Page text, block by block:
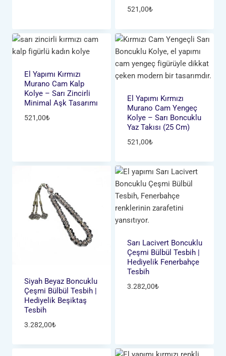
521,00₺
El Yapımı Kırmızı
Murano Cam Kalp
Kolye – Sarı Zincirli
Minimal Aşk Tasarımı
521,00₺
El Yapımı Kırmızı
Murano Cam Yengeç
Kolye – Sarı Boncuklu
Yaz Takısı (25 Cm)
521,00₺
Siyah Beyaz Boncuklu
Çeşmi Bülbül Tesbih |
Hediyelik Beşiktaş
Tesbih
3.282,00₺
Sarı Lacivert Boncuklu
Çeşmi Bülbül Tesbih |
Hediyelik Fenerbahçe
Tesbih
3.282,00₺